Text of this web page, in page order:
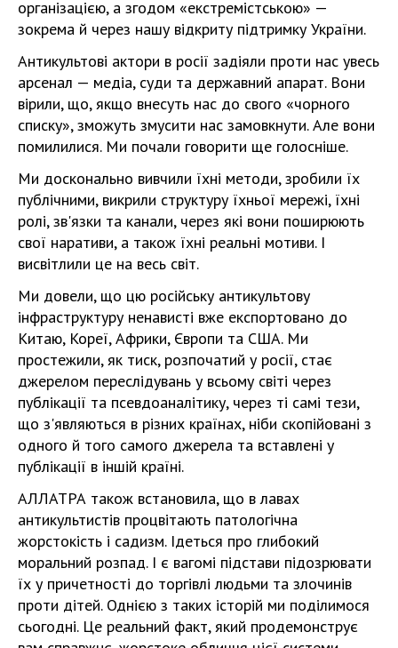
організацією, а згодом «екстремістською» —
зокрема й через нашу відкриту підтримку України.
Антикультові актори в росії задіяли проти нас увесь
арсенал — медіа, суди та державний апарат. Вони
вірили, що, якщо внесуть нас до свого «чорного
списку», зможуть змусити нас замовкнути. Але вони
помилилися. Ми почали говорити ще голосніше.
Ми досконально вивчили їхні методи, зробили їх
публічними, викрили структуру їхньої мережі, їхні
ролі, зв'язки та канали, через які вони поширюють
свої наративи, а також їхні реальні мотиви. І
висвітлили це на весь світ.
Ми довели, що цю російську антикультову
інфраструктуру ненависті вже експортовано до
Китаю, Кореї, Африки, Європи та США. Ми
простежили, як тиск, розпочатий у росії, стає
джерелом переслідувань у всьому світі через
публікації та псевдоаналітику, через ті самі тези,
що з'являються в різних країнах, ніби скопійовані з
одного й того самого джерела та вставлені у
публікації в іншій країні.
АЛЛАТРА також встановила, що в лавах
антикультистів процвітають патологічна
жорстокість і садизм. Ідеться про глибокий
моральний розпад. І є вагомі підстави підозрювати
їх у причетності до торгівлі людьми та злочинів
проти дітей. Однією з таких історій ми поділимося
сьогодні. Це реальний факт, який продемонструє